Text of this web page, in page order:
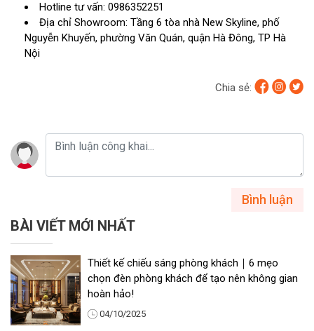
Hotline tư vấn: 0986352251
Địa chỉ Showroom: Tầng 6 tòa nhà New Skyline, phố
Nguyễn Khuyến, phường Văn Quán, quận Hà Đông, TP Hà
Nội
Chia sẻ:
Bình luận
BÀI VIẾT MỚI NHẤT
Thiết kế chiếu sáng phòng khách｜6 mẹo
chọn đèn phòng khách để tạo nên không gian
hoàn hảo!
04/10/2025